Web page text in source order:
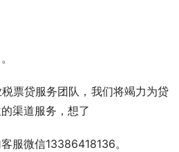
票贷服务团队，我们将竭力为贷
渠道服务，想了
服微信13386418136。